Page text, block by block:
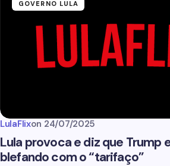
GOVERNO LULA
LulaFlixon 24/07/2025
Lula provoca e diz que Trump
blefando com o “tarifaço”